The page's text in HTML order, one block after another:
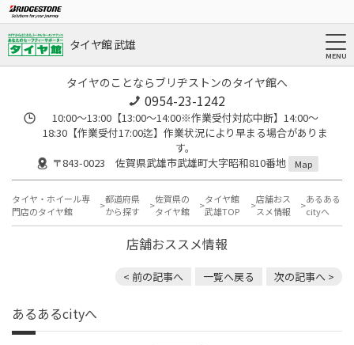
タイヤ館 武雄
タイヤのことならブリヂストンのタイヤ館へ
0954-23-1242
10:00～13:00【13:00～14:00※作業受付対応中断】14:00～
18:30【作業受付17:00迄】作業状況により早まる場合がありま
す。
〒843-0023 佐賀県武雄市武雄町大字昭和810番地
Map
タイヤ・ホイール専
門店のタイヤ館
都道府県
から探す
佐賀県の
タイヤ館
タイヤ館
武雄TOP
店舗おス
スメ情報
あるある
cityへ
店舗おススメ情報
< 前の記事へ 一覧へ戻る 次の記事へ >
あるあるcityへ